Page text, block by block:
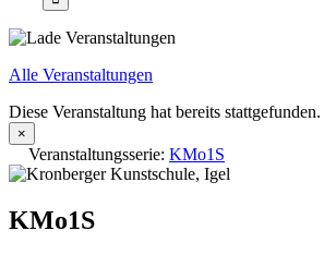
Alle Veranstaltungen
Diese Veranstaltung hat bereits stattgefunden.
×
Veranstaltungsserie: KMo1S
KMo1S